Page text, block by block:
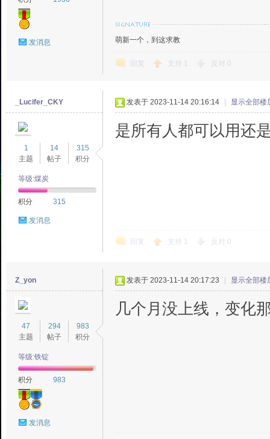
发消息 萌新一个，到这求教
回复 支持 1 反对 0
_Lucifer_CKY
1
主题
14
帖子
315
积分
等级:煤炭
积分 315
发消息
发表于 2023-11-14 20:16:14 显示全部楼
是所有人都可以用还
回复 支持 1 反对 0
Z_yon
47
主题
294
帖子
983
积分
等级:铁锭
积分 983
发消息
发表于 2023-11-14 20:17:23 显示全部楼
几个月没上线，变化